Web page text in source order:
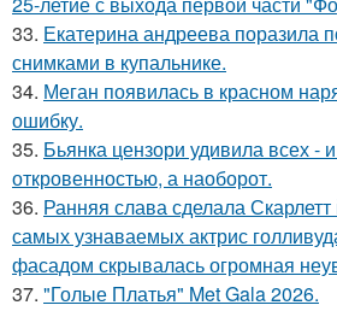
33. Екатерина андреева поразила
снимками в купальнике.
34. Меган появилась в красном
ошибку.
35. Бьянка цензори удивила всех -
откровенностью, а наоборот.
36. Ранняя слава сделала
самых узнаваемых актрис
фасадом скрывалась огромная
37. "Голые Платья" Met Gala 2026.